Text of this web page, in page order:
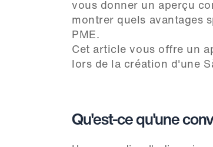
vous donner un aperçu
montrer quels avantages
PME.
Cet article vous offre un
lors de la création d'une
Qu'est-ce qu'une